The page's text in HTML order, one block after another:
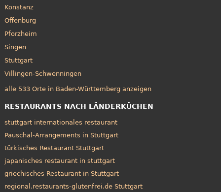
Konstanz
Offenburg
Pforzheim
Singen
Stuttgart
Villingen-Schwenningen
alle 533 Orte in Baden-Württemberg anzeigen
RESTAURANTS NACH LÄNDERKÜCHEN
stuttgart internationales restaurant
Pauschal-Arrangements in Stuttgart
türkisches Restaurant Stuttgart
japanisches restaurant in stuttgart
griechisches Restaurant in Stuttgart
regional.restaurants-glutenfrei.de Stuttgart